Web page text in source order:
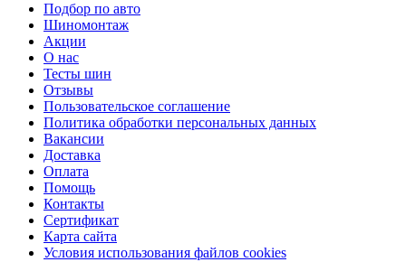
Подбор по авто
Шиномонтаж
Акции
О нас
Тесты шин
Отзывы
Пользовательское соглашение
Политика обработки персональных данных
Вакансии
Доставка
Оплата
Помощь
Контакты
Сертификат
Карта сайта
Условия использования файлов cookies